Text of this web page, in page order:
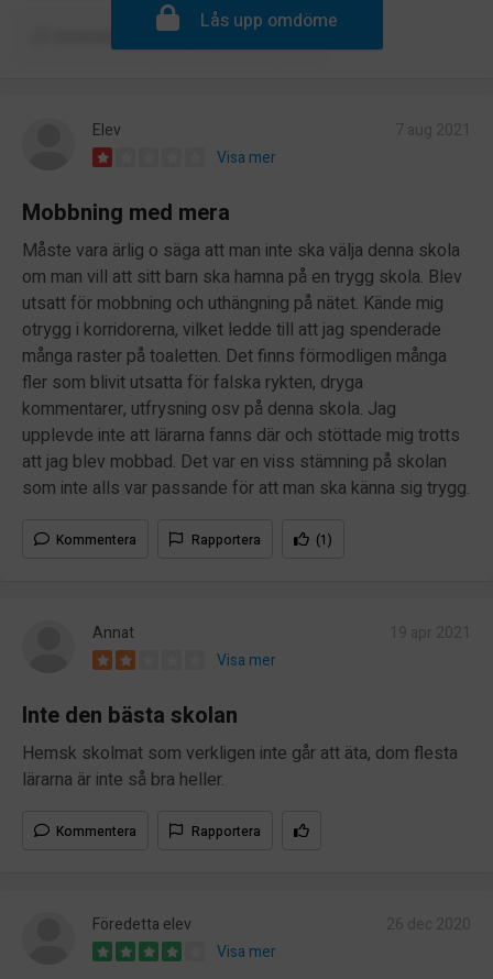
Lås upp omdöme
Elev
Visa mer
Mobbning med mera
Måste vara ärlig o säga att man inte ska välja denna skola
om man vill att sitt barn ska hamna på en trygg skola. Blev
utsatt för mobbning och uthängning på nätet. Kände mig
otrygg i korridorerna, vilket ledde till att jag spenderade
många raster på toaletten. Det finns förmodligen många
fler som blivit utsatta för falska rykten, dryga
kommentarer, utfrysning osv på denna skola. Jag
upplevde inte att lärarna fanns där och stöttade mig trotts
att jag blev mobbad. Det var en viss stämning på skolan
som inte alls var passande för att man ska känna sig trygg.
Kommentera Rapportera (1)
Annat
Visa mer
Inte den bästa skolan
Hemsk skolmat som verkligen inte går att äta, dom flesta
lärarna är inte så bra heller.
Kommentera Rapportera
Föredetta elev
Visa mer